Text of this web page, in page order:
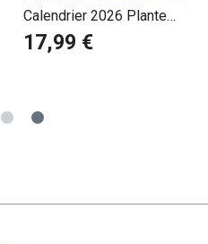
Calendrier 2026 Plantes
Vertes et d'Intérieures
17,99 €